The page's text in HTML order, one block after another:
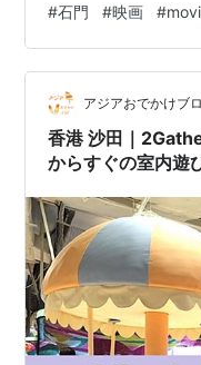
ンは自分が妊娠1カ月
とも中絶することも
賠償金の代わりとし
くが……。監督を務め
に関する問題をテー
湖南省出身のホアン
#石門 #映画 #
アジアおでかけブ
香港 沙田｜
からすぐの室内遊